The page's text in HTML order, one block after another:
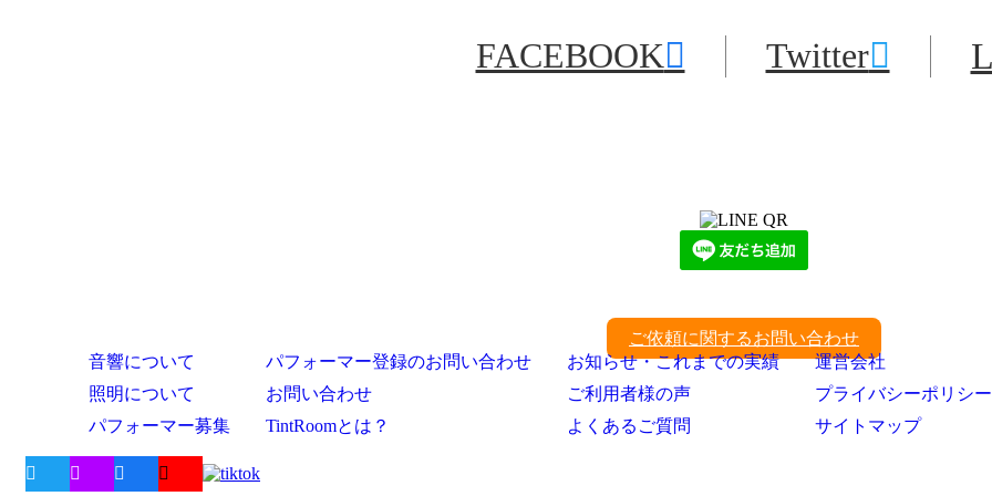
FACEBOOK Twitter
ご依頼に関するお問い合わせ
音響について
照明について
パフォーマー募集
パフォーマー登録のお問い合わせ
お問い合わせ
TintRoomとは？
お知らせ・これまでの実績
ご利用者様の声
よくあるご質問
運営会社
プライバシーポリシー
サイトマップ